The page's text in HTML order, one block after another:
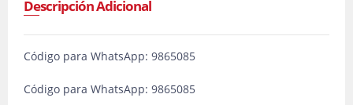
Descripción Adicional
Código para WhatsApp: 9865085
Código para WhatsApp: 9865085